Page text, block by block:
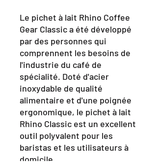
Le pichet à lait Rhino Coffee
Gear Classic a été développé
par des personnes qui
comprennent les besoins de
l'industrie du café de
spécialité. Doté d'acier
inoxydable de qualité
alimentaire et d'une poignée
ergonomique, le pichet à lait
Rhino Classic est un excellent
outil polyvalent pour les
baristas et les utilisateurs à
domicile.